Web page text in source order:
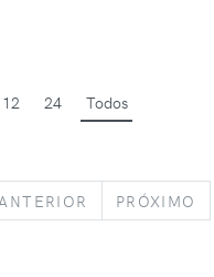
12 24 Todos
PREVIOUS
PRÓXIMO